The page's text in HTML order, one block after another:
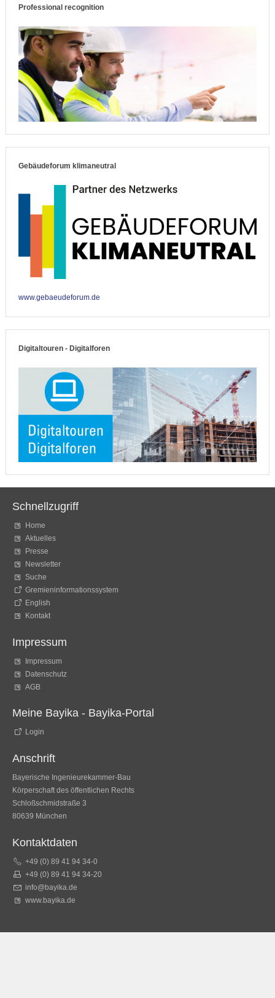
Professional recognition
Gebäudeforum klimaneutral
www.gebaeudeforum.de
Digitaltouren - Digitalforen
Schnellzugriff
Home
Aktuelles
Presse
Newsletter
Suche
Gremieninformationssystem
English
Kontakt
Impressum
Impressum
Datenschutz
AGB
Meine Bayika - Bayika-Portal
Login
Anschrift
Bayerische Ingenieurekammer-Bau
Körperschaft des öffentlichen Rechts
Schloßschmidstraße 3
80639 München
Kontaktdaten
+49 (0) 89 41 94 34-0
+49 (0) 89 41 94 34-20
info@bayika.de
www.bayika.de